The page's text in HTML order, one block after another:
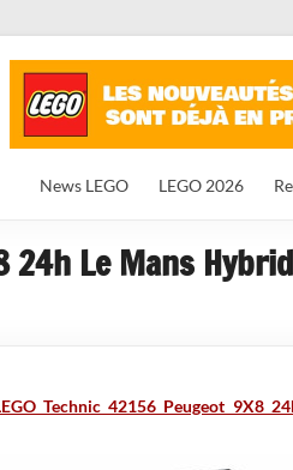
News LEGO LEGO 2026
24h Le Mans
Technic 42156 Peugeot 9X8